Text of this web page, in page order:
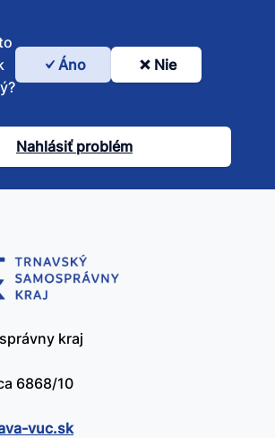
Bol
článok
užitočný?
Áno Nie
Nahlásiť problém
kraj
6868/10
vuc.sk